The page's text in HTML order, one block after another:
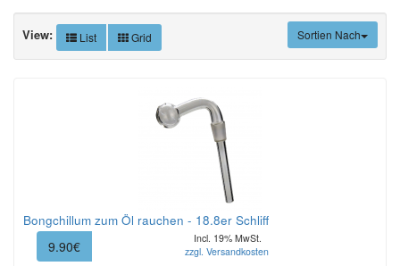
Sortien Nach
View: List Grid
Bongchillum zum Öl rauchen - 18.8er Schliff
9.90€
Incl. 19% MwSt.
zzgl. Versandkosten